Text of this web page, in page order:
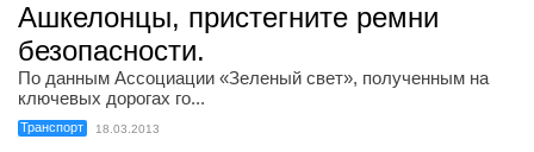
Ашкелонцы, пристегните ремни
безопасности.
По данным Ассоциации «Зеленый свет», полученным на
ключевых дорогах го...
Транспорт 18.03.2013